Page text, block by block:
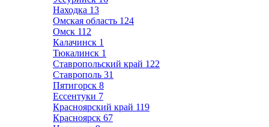
Находка 13
Омская область 124
Омск 112
Калачинск 1
Тюкалинск 1
Ставропольский край 122
Ставрополь 31
Пятигорск 8
Ессентуки 7
Красноярский край 119
Красноярск 67